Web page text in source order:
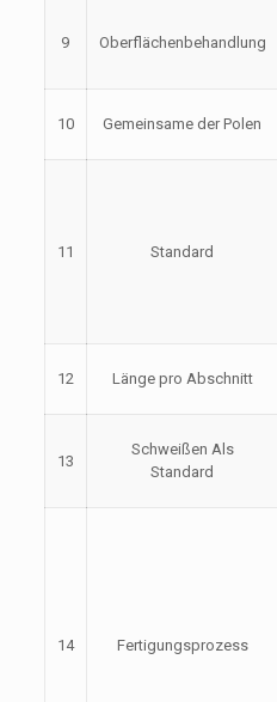
9 Oberflächenbehandlung
10 Gemeinsame der Polen
11 Standard
12 Länge pro Abschnitt
13
Schweißen Als
Standard
14 Fertigungsprozess